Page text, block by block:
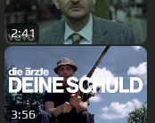
2:41
3:56